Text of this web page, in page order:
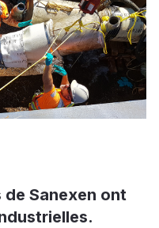
Sanexen ont